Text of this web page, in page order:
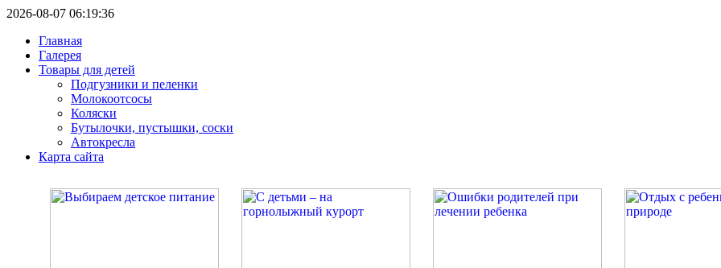
2026-08-07 06:19:36
Главная
Галерея
Товары для детей
Подгузники и пеленки
Молокоотсосы
Коляски
Бутылочки, пустышки, соски
Автокресла
Карта сайта